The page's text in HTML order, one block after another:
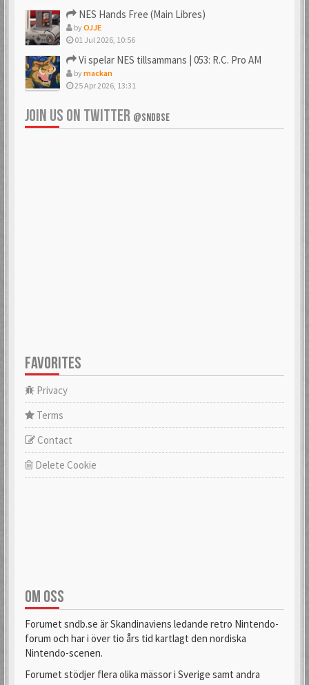
NES Hands Free (Main Libres)
byOJJE
01 Jul 2026, 10:56
Vi spelar NES tillsammans | 053: R.C. Pro AM
bymackan
25 Apr 2026, 13:31
JOIN US ON TWITTER @SNDBSE
FAVORITES
Privacy
Terms
Contact
Delete Cookie
OM OSS
Forumet sndb.se är Skandinaviens ledande retro Nintendo-
forum och har i över tio års tid kartlagt den nordiska
Nintendo-scenen.
Forumet stödjer flera olika mässor i Sverige samt andra